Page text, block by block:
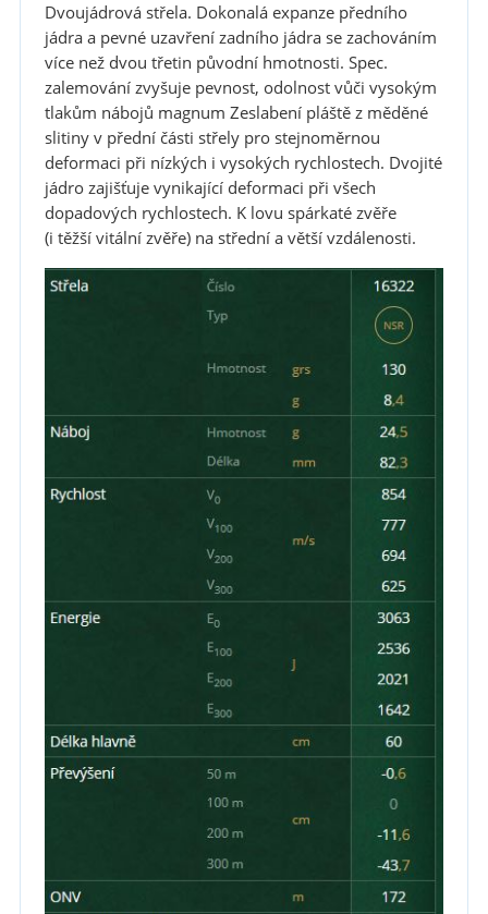
Dvoujádrová střela. Dokonalá expanze předního
jádra a pevné uzavření zadního jádra se zachováním
více než dvou třetin původní hmotnosti. Spec.
zalemování zvyšuje pevnost, odolnost vůči vysokým
tlakům nábojů magnum Zeslabení pláště z měděné
slitiny v přední části střely pro stejnoměrnou
deformaci při nízkých i vysokých rychlostech. Dvojité
jádro zajišťuje vynikající deformaci při všech
dopadových rychlostech. K lovu spárkaté zvěře
(i těžší vitální zvěře) na střední a větší vzdálenosti.